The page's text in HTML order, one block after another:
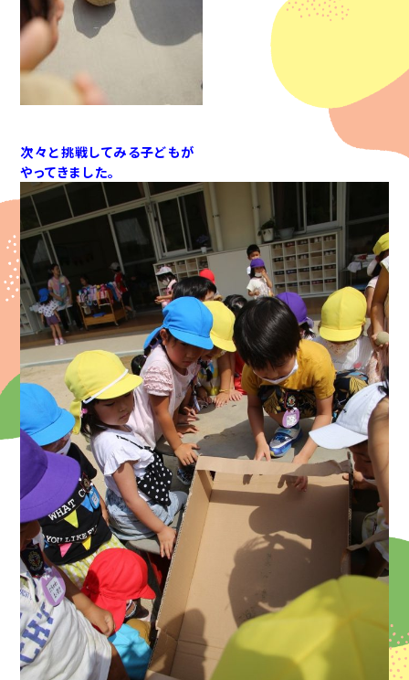
次々と挑戦してみる子どもが
やってきました。